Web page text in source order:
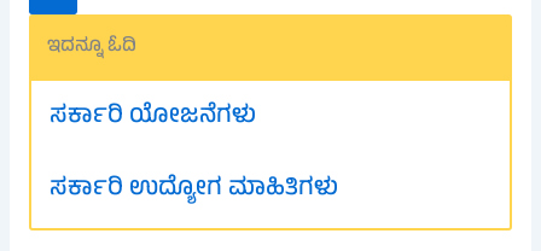
ಇದನ್ನೂ ಓದಿ
ಸರ್ಕಾರಿ ಯೋಜನೆಗಳು
ಸರ್ಕಾರಿ ಉದ್ಯೋಗ ಮಾಹಿತಿಗಳು